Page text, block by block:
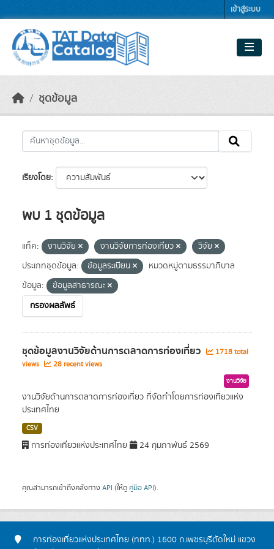
เข้าสู่ระบบ
ชุดข้อมูล
เรียงโดย
พบ 1 ชุดข้อมูล
แท็ค: งานวิจัย งานวิจัยการท่องเที่ยว
วิจัย
ประเภทชุดข้อมูล:
ข้อมูลระเบียน
หมวดหมู่ตามธรรมาภิบาล
ข้อมูล:
ข้อมูลสาธารณะ
กรองผลลัพธ์
ชุดข้อมูลงานวิจัยด้านการตลาดการท่องเที่ยว
1718 total
views
28 recent views
งานวิจัย
งานวิจัยด้านการตลาดการท่องเที่ยว ที่จัดทำโดยการท่องเที่ยวแห่ง
ประเทศไทย
CSV
การท่องเที่ยวแห่งประเทศไทย 24 กุมภาพันธ์ 2569
คุณสามารถเข้าถึงคลังทาง API (ให้ดู คู่มือ API).
การท่องเที่ยวแห่งประเทศไทย (ททท.) 1600 ถ.เพชรบุรีตัดใหม่ แขวง